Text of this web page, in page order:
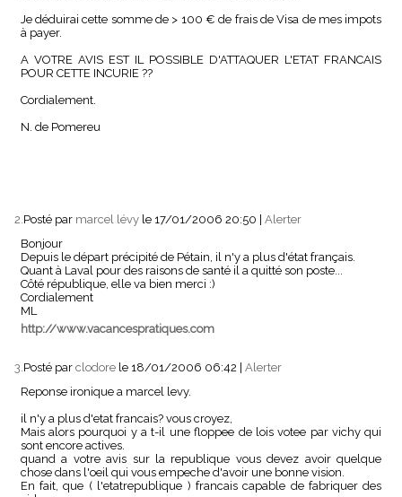
Je déduirai cette somme de > 100 € de frais de Visa de mes impots
à payer.
A VOTRE AVIS EST IL POSSIBLE D'ATTAQUER L'ETAT FRANCAIS
POUR CETTE INCURIE ??
Cordialement.
N. de Pomereu
2.Posté par marcel lévy le 17/01/2006 20:50
Alerter
Bonjour
Depuis le départ précipité de Pétain, il n'y a plus d'état français.
Quant à Laval pour des raisons de santé il a quitté son poste...
Côté république, elle va bien merci :)
Cordialement
ML
http://www.vacancespratiques.com
3.Posté par clodore le 18/01/2006 06:42
Alerter
Reponse ironique a marcel levy.
il n'y a plus d'etat francais? vous croyez,
Mais alors pourquoi y a t-il une floppee de lois votee par vichy qui
sont encore actives.
quand a votre avis sur la republique vous devez avoir quelque
chose dans l'oeil qui vous empeche d'avoir une bonne vision.
En fait, que ( l'etatrepublique ) francais capable de fabriquer des